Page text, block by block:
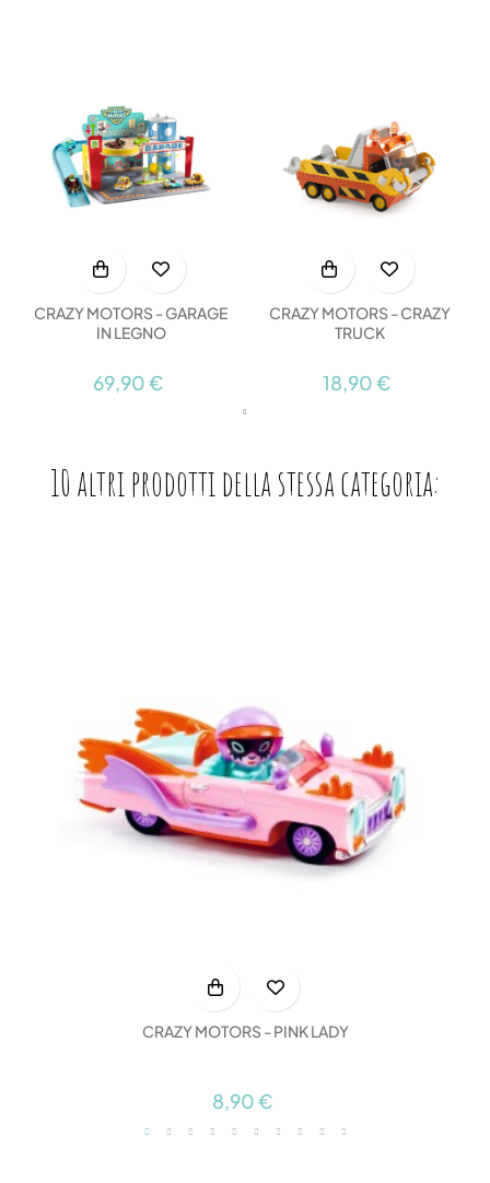
CRAZY MOTORS - GARAGE
IN LEGNO
69,90 €
CRAZY MOTORS - CRAZY
TRUCK
18,90 €
10 altri prodotti della stessa categoria:
CRAZY MOTORS - PINK LADY
8,90 €